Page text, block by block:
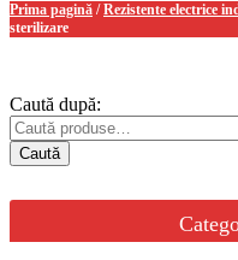
Prima pagină /Rezistente electrice
sterilizare
Caută după:
Caută